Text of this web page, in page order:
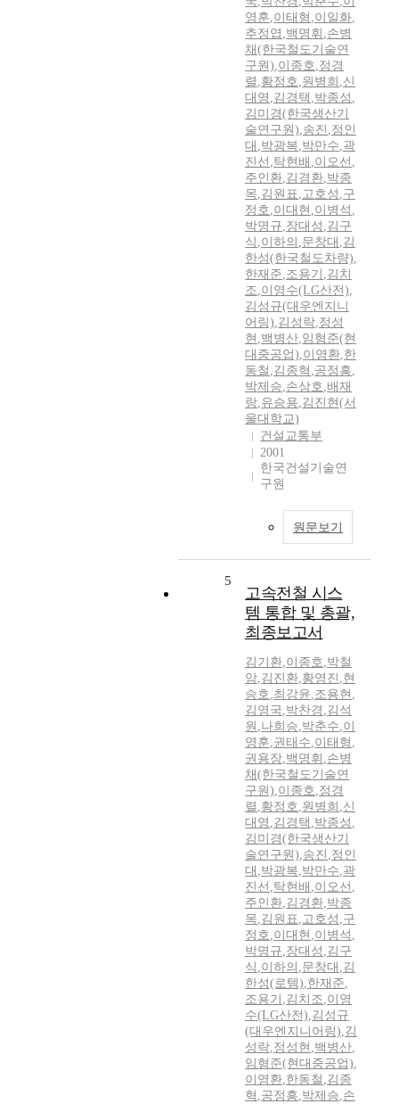
영훈,이태형 ,이일화,
추정엽 ,백명휘 ,손병
채(한국철도기술연
구원),이종호,정경
렬 ,황정호,원병희 ,신
대영 ,김경택 ,박종성 ,
김미경(한국생산기
술연구원),송진 ,정인
대 ,박광복,박만수,곽
진선 ,탁현배 ,이오선 ,
주인환,김경환,박종
목,김원표,고호성 ,구
정호,이대현 ,이병석 ,
박명규,장대성 ,김구
식 ,이하의 ,문창대 ,김
한성(한국철도차량),
한재준,조용기 ,김치
조,이영수(LG산전),
김성규(대우엔지니
어링),김성락,정성
현 ,백병산,임형준(현
대중공업),이영환,한
동철 ,김종혁 ,공정흥,
박제승,손상호,배재
랑,유승용,김진현(서
울대학교)
건설교통부
2001
한국건설기술연
구원
원문보기
5
고속전철 시스
템 통합 및 총괄,
최종보고서
김기환,이종호,박철
암,김진환,황영진 ,현
승호,최강윤,조용현 ,
김영국,박찬경 ,김석
원 ,나희승,박춘수,이
영훈,권태수,이태형 ,
권용장,백명휘 ,손병
채(한국철도기술연
구원),이종호,정경
렬 ,황정호,원병희 ,신
대영 ,김경택 ,박종성 ,
김미경(한국생산기
술연구원),송진 ,정인
대 ,박광복,박만수,곽
진선 ,탁현배 ,이오선 ,
주인환,김경환,박종
목,김원표,고호성 ,구
정호,이대현 ,이병석 ,
박명규,장대성 ,김구
식 ,이하의 ,문창대 ,김
한성(로템),한재준,
조용기 ,김치조,이영
수(LG산전),김성규
(대우엔지니어링),김
성락,정성현 ,백병산,
임형준(현대중공업),
이영환,한동철 ,김종
혁 ,공정흥,박제승,손